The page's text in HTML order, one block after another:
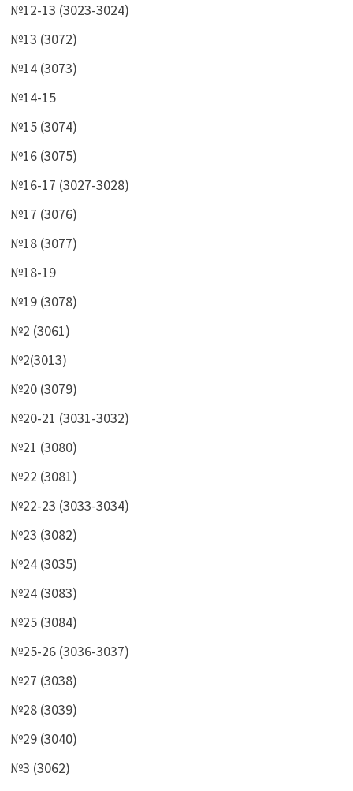
№12-13 (3023-3024)
№13 (3072)
№14 (3073)
№14-15
№15 (3074)
№16 (3075)
№16-17 (3027-3028)
№17 (3076)
№18 (3077)
№18-19
№19 (3078)
№2 (3061)
№2(3013)
№20 (3079)
№20-21 (3031-3032)
№21 (3080)
№22 (3081)
№22-23 (3033-3034)
№23 (3082)
№24 (3035)
№24 (3083)
№25 (3084)
№25-26 (3036-3037)
№27 (3038)
№28 (3039)
№29 (3040)
№3 (3062)